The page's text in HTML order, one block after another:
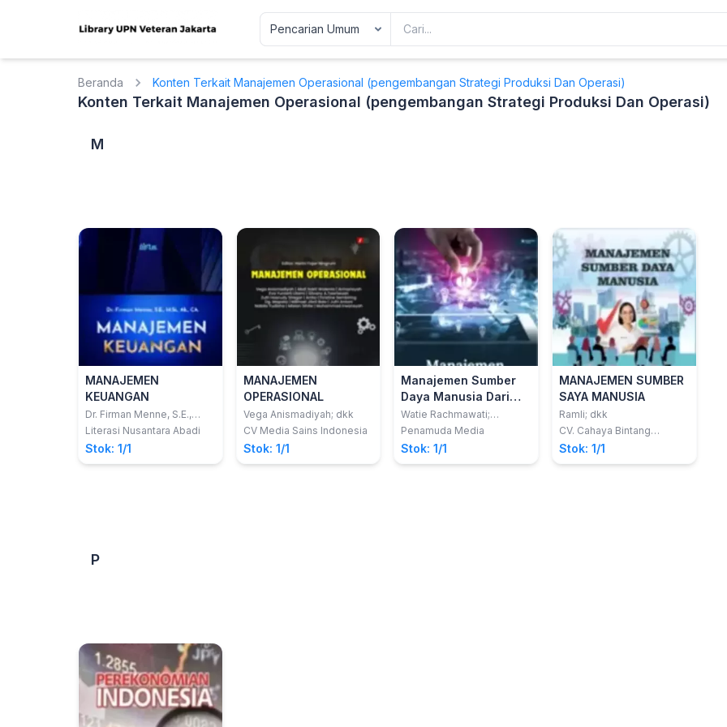
Beranda Konten Terkait Manajemen Operasional (pengembangan Strategi Produksi Dan Operasi)
Konten Terkait Manajemen Operasional (pengembangan Strategi Produksi Dan Operasi)
M
MANAJEMEN
KEUANGAN
Dr. Firman Menne, S.E.,
M.Si., Ak., CA.
Literasi Nusantara Abadi
Stok: 1/1
MANAJEMEN
OPERASIONAL
Vega Anismadiyah; dkk
CV Media Sains Indonesia
Stok: 1/1
Manajemen Sumber
Daya Manusia Dari
Teori ke Praktik
Watie Rachmawati;
Suhendi
Penamuda Media
Stok: 1/1
MANAJEMEN SUMBER
SAYA MANUSIA
Ramli; dkk
CV. Cahaya Bintang
Cemerlang
Stok: 1/1
P